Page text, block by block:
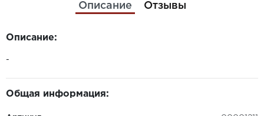
Описание Отзывы
Описание:
-
Общая информация: